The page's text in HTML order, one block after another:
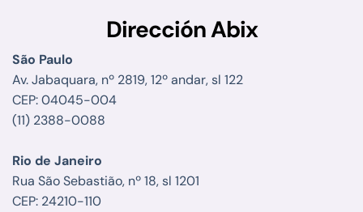
Dirección Abix
São Paulo
Av. Jabaquara, nº 2819, 12º andar, sl 122
CEP: 04045-004
(11) 2388-0088
Rio de Janeiro
Rua São Sebastião, nº 18, sl 1201
CEP: 24210-110